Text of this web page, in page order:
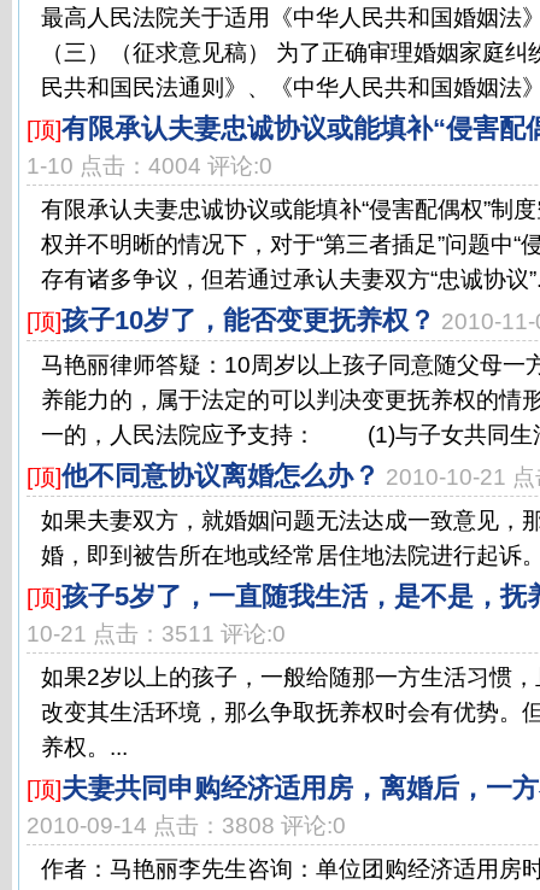
最高人民法院关于适用《中华人民共和国婚姻法
（三）（征求意见稿） 为了正确审理婚姻家庭
民共和国民法通则》、《中华人民共和国婚姻法
[顶]有限承认夫妻忠诚协议或能填补“侵害配
1-10 点击：4004 评论:0
有限承认夫妻忠诚协议或能填补“侵害配偶权”
权并不明晰的情况下，对于“第三者插足”问题中“
存有诸多争议，但若通过承认夫妻双方“忠诚协议
[顶]孩子10岁了，能否变更抚养权？ 2010-
马艳丽律师答疑：10周岁以上孩子同意随父母一
养能力的，属于法定的可以判决变更抚养权的情
一的，人民法院应予支持： (1)与子女共同生
[顶]他不同意协议离婚怎么办？ 2010-10-21
如果夫妻双方，就婚姻问题无法达成一致意见，
婚，即到被告所在地或经常居住地法院进行起诉
[顶]孩子5岁了，一直随我生活，是不是，抚
10-21 点击：3511 评论:0
如果2岁以上的孩子，一般给随那一方生活习惯
改变其生活环境，那么争取抚养权时会有优势。
养权。...
[顶]夫妻共同申购经济适用房，离婚后，一
2010-09-14 点击：3808 评论:0
作者：马艳丽李先生咨询：单位团购经济适用房